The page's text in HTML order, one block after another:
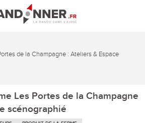
de la Champagne : Ateliers & Espace
Les Portes de la Champagne
scénographié